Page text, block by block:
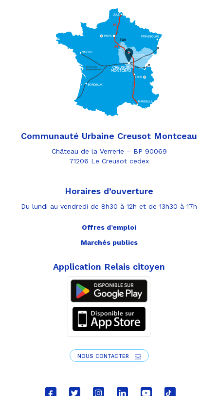
Communauté Urbaine Creusot Montceau
Château de la Verrerie – BP 90069
71206 Le Creusot cedex
Horaires d’ouverture
Du lundi au vendredi de 8h30 à 12h et de 13h30 à 17h
Offres d’emploi
Marchés publics
Application Relais citoyen
NOUS CONTACTER